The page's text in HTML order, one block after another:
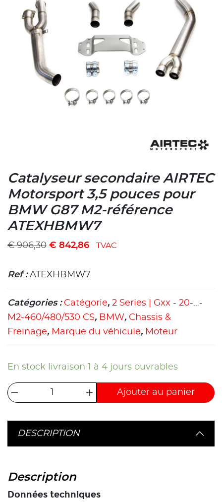
Catalyseur secondaire AIRTEC
Motorsport 3,5 pouces pour
BMW G87 M2-référence
ATEXHBMW7
€906,30 € 842,86 TVAC
Ref :ATEXHBMW7
Catégories : Catégorie, 2 Series | Gxx - 20-...-
M2-460/480/530 CS, BMW, Chassis &
Freinage, Marque du véhicule, Moteur
En stock livraison 1 à 4 jours ouvrables
Ajouter au panier
DESCRIPTION
Description
Données techniques